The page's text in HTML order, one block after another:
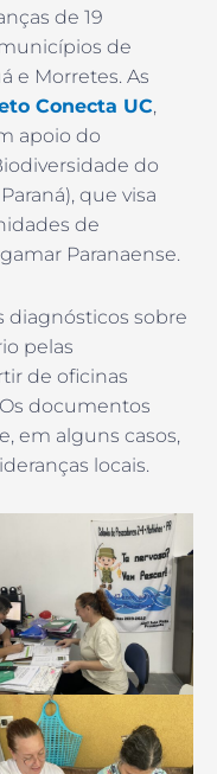
de 19
de
e Morretes. As
Conecta UC,
apoio do
do
que visa
de
Paranaense.
diagnósticos sobre
pelas
de oficinas
documentos
em alguns casos,
locais.